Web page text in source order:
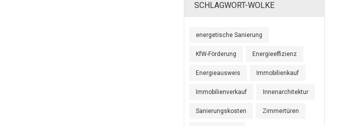
SCHLAGWORT-WOLKE
energetische Sanierung
KfW-Förderung Energieeffizienz
Energieausweis Immobilienkauf
Immobilienverkauf Innenarchitektur
Sanierungskosten Zimmertüren